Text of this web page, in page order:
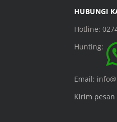
HUBUNGI
Hotline:
Hunting:
Email:
Kirim pesan